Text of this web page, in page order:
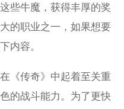
些牛魔，获得丰厚的奖
的职业之一，如果想要
内容。
《传奇》中起着至关重
的战斗能力。为了更快